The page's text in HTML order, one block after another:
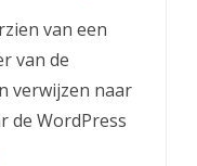
van een
van de
verwijzen naar
de WordPress